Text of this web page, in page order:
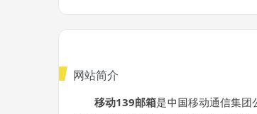
网站简介
移动139邮箱是中国移动通信集团